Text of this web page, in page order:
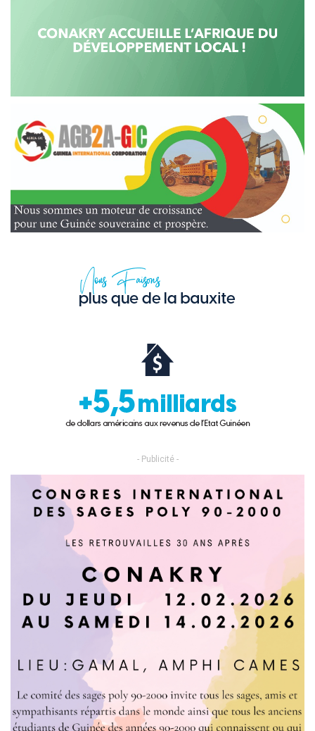
- Publicité -